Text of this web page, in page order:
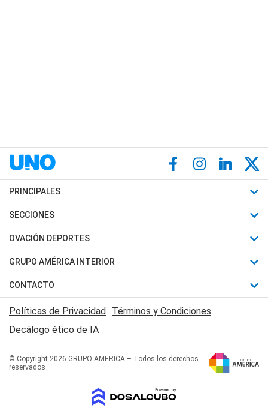
PRINCIPALES
Últimas Noticias
Política
Judiciales
Economia
SECCIONES
Horóscopo
Motores
Trucos caseros
Series y Películas
Edictos y Solicitadas
OVACIÓN DEPORTES
Fútbol
Mundial
Automovilismo
Rugby
Básquet
GRUPO AMÉRICA INTERIOR
Canal 7 en Vivo
San Juan 8
CONTACTO
Acerca de Nosotros
Contactanos
Políticas de Privacidad Términos y Condiciones
Decálogo ético de IA
© Copyright 2026 GRUPO AMERICA – Todos los derechos
reservados